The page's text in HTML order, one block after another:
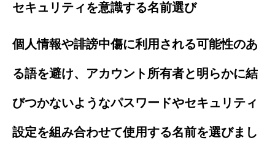
セキュリティを意識する名前選び
個人情報や誹謗中傷に利用される可能性のあ
る語を避け、アカウント所有者と明らかに結
びつかないようなパスワードやセキュリティ
設定を組み合わせて使用する名前を選びまし